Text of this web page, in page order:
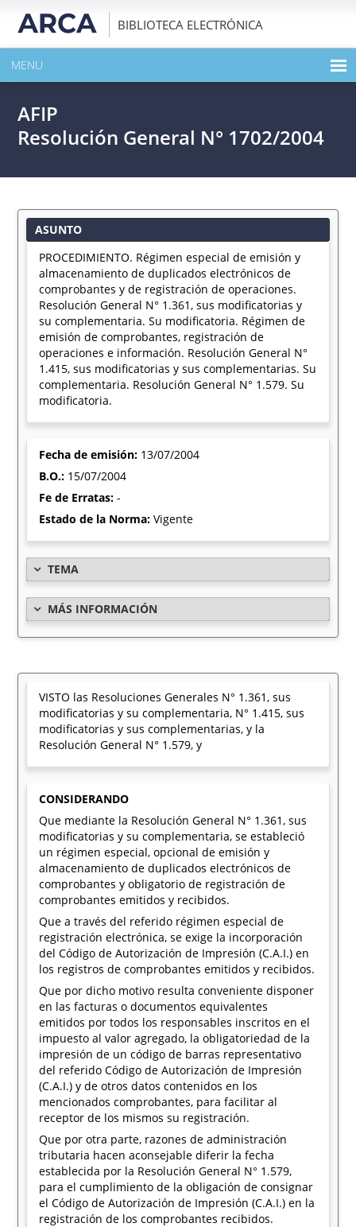
BIBLIOTECA ELECTRÓNICA
MENU
EXPANDIR TODO EL CONTENIDO DE LA PUBLICACIÓN
AFIP
Resolución General N° 1702/2004
ASUNTO
PROCEDIMIENTO. Régimen especial de emisión y
almacenamiento de duplicados electrónicos de
comprobantes y de registración de operaciones.
Resolución General N° 1.361, sus modificatorias y
su complementaria. Su modificatoria. Régimen de
emisión de comprobantes, registración de
operaciones e información. Resolución General N°
1.415, sus modificatorias y sus complementarias. Su
complementaria. Resolución General N° 1.579. Su
modificatoria.
Fecha de emisión: 13/07/2004
B.O.: 15/07/2004
Fe de Erratas:-
Estado de la Norma:Vigente
TEMA
MÁS INFORMACIÓN
VISTO las Resoluciones Generales N° 1.361, sus
modificatorias y su complementaria, N° 1.415, sus
modificatorias y sus complementarias, y la
Resolución General N° 1.579, y
CONSIDERANDO
Que mediante la Resolución General N° 1.361, sus
modificatorias y su complementaria, se estableció
un régimen especial, opcional de emisión y
almacenamiento de duplicados electrónicos de
comprobantes y obligatorio de registración de
comprobantes emitidos y recibidos.
Que a través del referido régimen especial de
registración electrónica, se exige la incorporación
del Código de Autorización de Impresión (C.A.I.) en
los registros de comprobantes emitidos y recibidos.
Que por dicho motivo resulta conveniente disponer
en las facturas o documentos equivalentes
emitidos por todos los responsables inscritos en el
impuesto al valor agregado, la obligatoriedad de la
impresión de un código de barras representativo
del referido Código de Autorización de Impresión
(C.A.I.) y de otros datos contenidos en los
mencionados comprobantes, para facilitar al
receptor de los mismos su registración.
Que por otra parte, razones de administración
tributaria hacen aconsejable diferir la fecha
establecida por la Resolución General N° 1.579,
para el cumplimiento de la obligación de consignar
el Código de Autorización de Impresión (C.A.I.) en la
registración de los comprobantes recibidos.